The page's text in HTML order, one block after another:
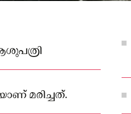
മരിച്ചത്.